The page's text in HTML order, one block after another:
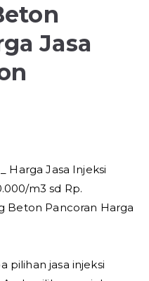
Jasa
Harga Jasa Injeksi
m3 sd Rp.
Beton Pancoran Harga
pilihan jasa injeksi